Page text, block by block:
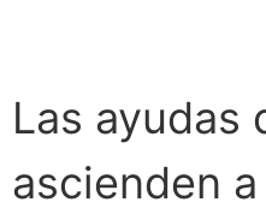
Las ayudas
ascienden